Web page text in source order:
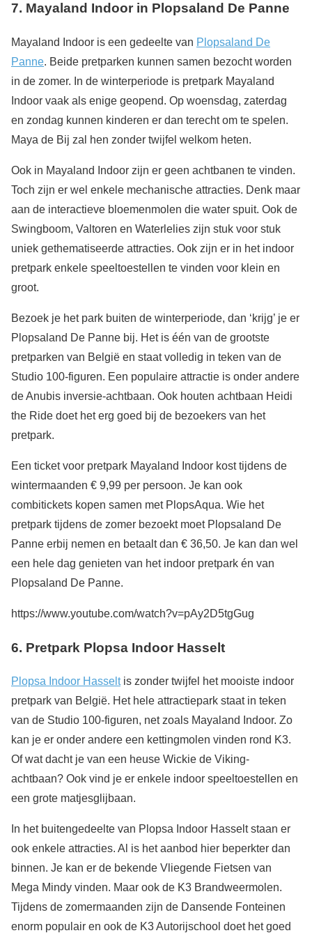
7. Mayaland Indoor in Plopsaland De Panne
Mayaland Indoor is een gedeelte van Plopsaland De
Panne. Beide pretparken kunnen samen bezocht worden
in de zomer. In de winterperiode is pretpark Mayaland
Indoor vaak als enige geopend. Op woensdag, zaterdag
en zondag kunnen kinderen er dan terecht om te spelen.
Maya de Bij zal hen zonder twijfel welkom heten.
Ook in Mayaland Indoor zijn er geen achtbanen te vinden.
Toch zijn er wel enkele mechanische attracties. Denk maar
aan de interactieve bloemenmolen die water spuit. Ook de
Swingboom, Valtoren en Waterlelies zijn stuk voor stuk
uniek gethematiseerde attracties. Ook zijn er in het indoor
pretpark enkele speeltoestellen te vinden voor klein en
groot.
Bezoek je het park buiten de winterperiode, dan ‘krijg’ je er
Plopsaland De Panne bij. Het is één van de grootste
pretparken van België en staat volledig in teken van de
Studio 100-figuren. Een populaire attractie is onder andere
de Anubis inversie-achtbaan. Ook houten achtbaan Heidi
the Ride doet het erg goed bij de bezoekers van het
pretpark.
Een ticket voor pretpark Mayaland Indoor kost tijdens de
wintermaanden € 9,99 per persoon. Je kan ook
combitickets kopen samen met PlopsAqua. Wie het
pretpark tijdens de zomer bezoekt moet Plopsaland De
Panne erbij nemen en betaalt dan € 36,50. Je kan dan wel
een hele dag genieten van het indoor pretpark én van
Plopsaland De Panne.
https://www.youtube.com/watch?v=pAy2D5tgGug
6. Pretpark Plopsa Indoor Hasselt
Plopsa Indoor Hasseltis zonder twijfel het mooiste indoor
pretpark van België. Het hele attractiepark staat in teken
van de Studio 100-figuren, net zoals Mayaland Indoor. Zo
kan je er onder andere een kettingmolen vinden rond K3.
Of wat dacht je van een heuse Wickie de Viking-
achtbaan? Ook vind je er enkele indoor speeltoestellen en
een grote matjesglijbaan.
In het buitengedeelte van Plopsa Indoor Hasselt staan er
ook enkele attracties. Al is het aanbod hier beperkter dan
binnen. Je kan er de bekende Vliegende Fietsen van
Mega Mindy vinden. Maar ook de K3 Brandweermolen.
Tijdens de zomermaanden zijn de Dansende Fonteinen
enorm populair en ook de K3 Autorijschool doet het goed